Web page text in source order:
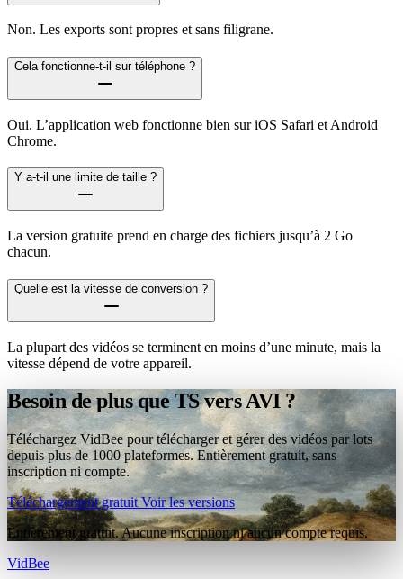
Non. Les exports sont propres et sans filigrane.
Cela fonctionne-t-il sur téléphone ?
Oui. L’application web fonctionne bien sur iOS Safari et Android
Chrome.
Y a-t-il une limite de taille ?
La version gratuite prend en charge des fichiers jusqu’à 2 Go
chacun.
Quelle est la vitesse de conversion ?
La plupart des vidéos se terminent en moins d’une minute, mais la
vitesse dépend de votre appareil.
Besoin de plus que TS vers AVI ?
Téléchargez VidBee pour télécharger et gérer des vidéos par lots
depuis plus de 1000 plateformes. Entièrement gratuit, sans
inscription ni compte.
Téléchargement gratuitVoir les versions
Entièrement gratuit. Aucune inscription ni aucun compte requis.
VidBee